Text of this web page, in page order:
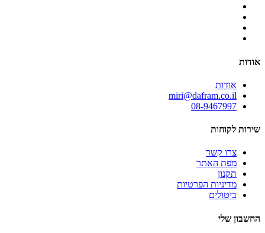
אודות
אודות
miri@dafram.co.il
08-9467997
שירות לקוחות
צרו קשר
מפת האתר
תקנון
מדיניות הפרטיות
ביטולים
החשבון שלי